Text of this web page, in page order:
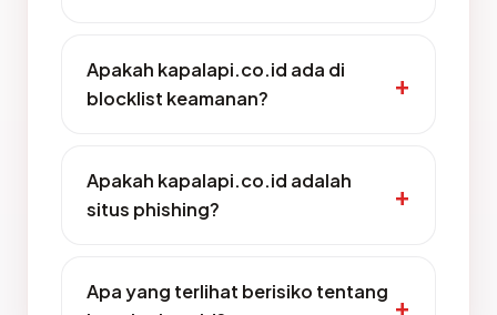
Apakah kapalapi.co.id ada di
blocklist keamanan?
Apakah kapalapi.co.id adalah
situs phishing?
Apa yang terlihat berisiko tentang